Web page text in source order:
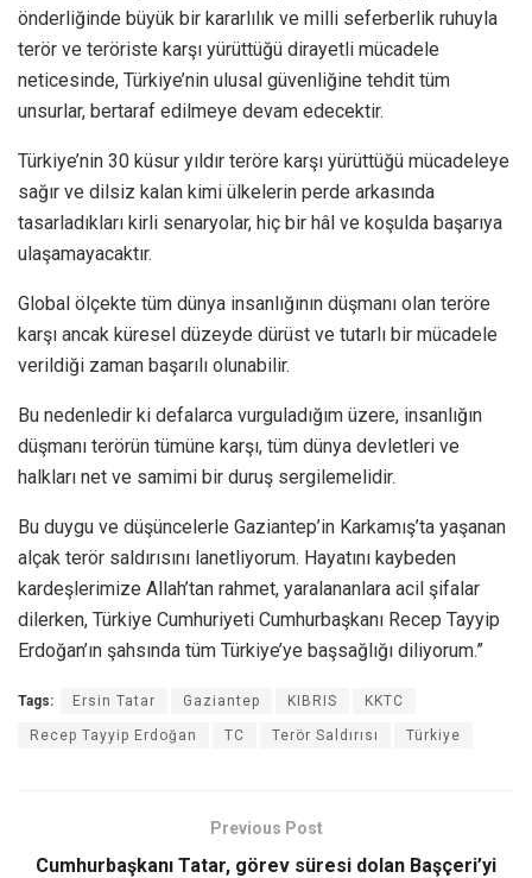
önderliğinde büyük bir kararlılık ve milli seferberlik ruhuyla
terör ve teröriste karşı yürüttüğü dirayetli mücadele
neticesinde, Türkiye’nin ulusal güvenliğine tehdit tüm
unsurlar, bertaraf edilmeye devam edecektir.
Türkiye’nin 30 küsur yıldır teröre karşı yürüttüğü mücadeleye
sağır ve dilsiz kalan kimi ülkelerin perde arkasında
tasarladıkları kirli senaryolar, hiç bir hâl ve koşulda başarıya
ulaşamayacaktır.
Global ölçekte tüm dünya insanlığının düşmanı olan teröre
karşı ancak küresel düzeyde dürüst ve tutarlı bir mücadele
verildiği zaman başarılı olunabilir.
Bu nedenledir ki defalarca vurguladığım üzere, insanlığın
düşmanı terörün tümüne karşı, tüm dünya devletleri ve
halkları net ve samimi bir duruş sergilemelidir.
Bu duygu ve düşüncelerle Gaziantep’in Karkamış’ta yaşanan
alçak terör saldırısını lanetliyorum. Hayatını kaybeden
kardeşlerimize Allah’tan rahmet, yaralananlara acil şifalar
dilerken, Türkiye Cumhuriyeti Cumhurbaşkanı Recep Tayyip
Erdoğan’ın şahsında tüm Türkiye’ye başsağlığı diliyorum.”
Tags: Ersin Tatar Gaziantep KIBRIS KKTC
Recep Tayyip Erdoğan TC Terör Saldırısı Türkiye
Previous Post
Cumhurbaşkanı Tatar, görev süresi dolan Başçeri’yi